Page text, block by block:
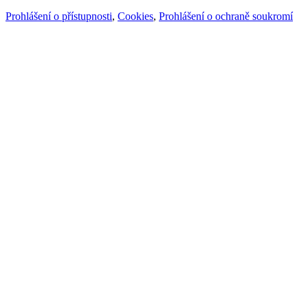
Prohlášení o přístupnosti, Cookies, Prohlášení o ochraně soukromí